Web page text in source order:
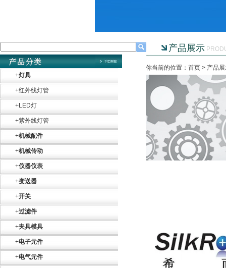
+灯具
+红外线灯管
+LED灯
+紫外线灯管
+机械配件
+机械传动
+仪器仪表
+变送器
+开关
+过滤件
+夹具模具
+电子元件
+电气元件
SR+KH-AFB AF24-
MFT
产品展示
你当前的位置：首页 > 产品